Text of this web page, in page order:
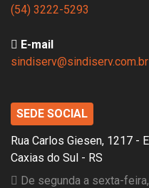
(54) 3222-5293
E-mail
sindiserv@sindiserv.com.br
SEDE SOCIAL
Rua Carlos Giesen, 1217 -
Caxias do Sul - RS
De segunda a sexta-